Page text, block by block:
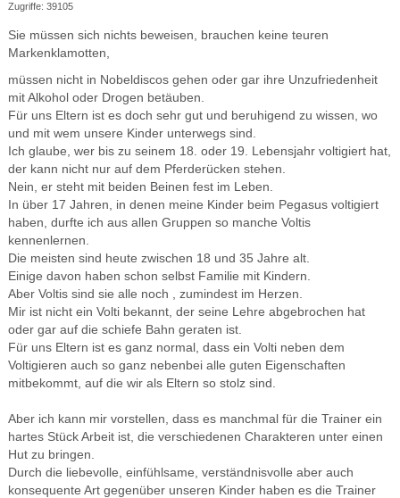
Zugriffe: 39105
Sie müssen sich nichts beweisen, brauchen keine teuren
Markenklamotten,
müssen nicht in Nobeldiscos gehen oder gar ihre Unzufriedenheit
mit Alkohol oder Drogen betäuben.
Für uns Eltern ist es doch sehr gut und beruhigend zu wissen, wo
und mit wem unsere Kinder unterwegs sind.
Ich glaube, wer bis zu seinem 18. oder 19. Lebensjahr voltigiert hat,
der kann nicht nur auf dem Pferderücken stehen.
Nein, er steht mit beiden Beinen fest im Leben.
In über 17 Jahren, in denen meine Kinder beim Pegasus voltigiert
haben, durfte ich aus allen Gruppen so manche Voltis
kennenlernen.
Die meisten sind heute zwischen 18 und 35 Jahre alt.
Einige davon haben schon selbst Familie mit Kindern.
Aber Voltis sind sie alle noch , zumindest im Herzen.
Mir ist nicht ein Volti bekannt, der seine Lehre abgebrochen hat
oder gar auf die schiefe Bahn geraten ist.
Für uns Eltern ist es ganz normal, dass ein Volti neben dem
Voltigieren auch so ganz nebenbei alle guten Eigenschaften
mitbekommt, auf die wir als Eltern so stolz sind.
Aber ich kann mir vorstellen, dass es manchmal für die Trainer ein
hartes Stück Arbeit ist, die verschiedenen Charakteren unter einen
Hut zu bringen.
Durch die liebevolle, einfühlsame, verständnisvolle aber auch
konsequente Art gegenüber unseren Kinder haben es die Trainer